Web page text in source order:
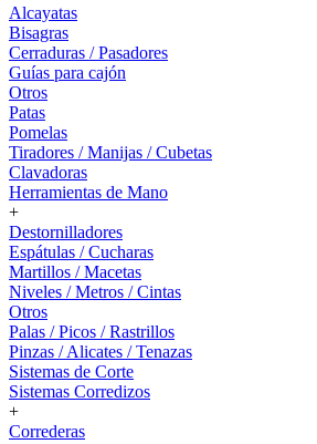
Alcayatas
Bisagras
Cerraduras / Pasadores
Guías para cajón
Otros
Patas
Pomelas
Tiradores / Manijas / Cubetas
Clavadoras
Herramientas de Mano
+
Destornilladores
Espátulas / Cucharas
Martillos / Macetas
Niveles / Metros / Cintas
Otros
Palas / Picos / Rastrillos
Pinzas / Alicates / Tenazas
Sistemas de Corte
Sistemas Corredizos
+
Correderas